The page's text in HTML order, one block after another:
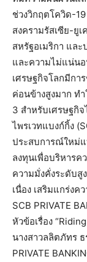
ช่วงวิกฤตโควิด-
สงครามรัสเซีย-ยู
สหรัฐอเมริกา แล
และความไม่แน่น
เศรษฐกิจโลกมีกา
ค่อนข้างสูงมาก ท
3 สำหรับเศรษฐกิ
ไพรเวทแบงก์กิ้ง
ประสบการณ์ใหม่แ
ลงทุนเพื่อบริหารค
ความมั่งคั่งระดับสู
เนื่อง เสริมแกร่ง
SCB PRIVATE
หัวข้อเรื่อง
นางสาวลลิตภัทร
PRIVATE